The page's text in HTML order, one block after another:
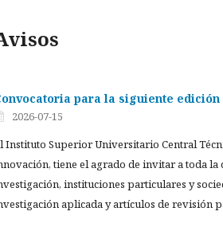
para la siguiente
2026-07-15
Instituto Superior Universitario Central
tiene el agrado de invitar a toda
instituciones particulares y
aplicada y artículos de revisión